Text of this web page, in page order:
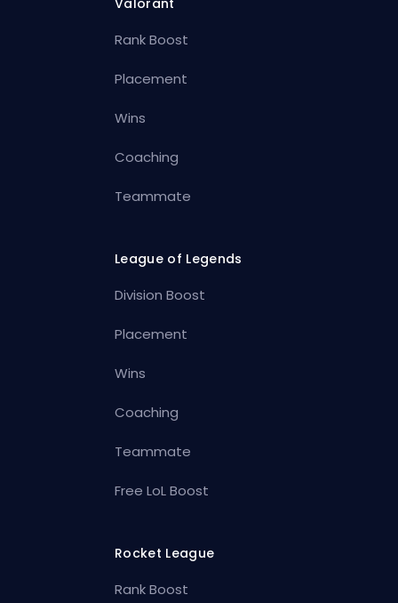
Rank Boost
Placement
Wins
Coaching
Teammate
League of Legends
Division Boost
Placement
Wins
Coaching
Teammate
Free LoL Boost
Rocket League
Rank Boost